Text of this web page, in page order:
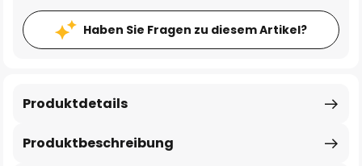
Haben Sie Fragen zu diesem Artikel?
Produktbeschreibung
Produktdetails